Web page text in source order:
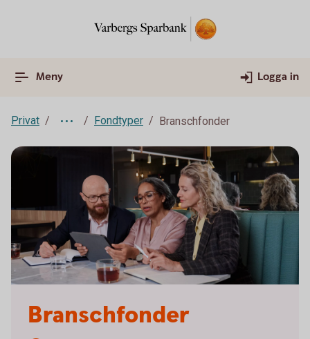
Meny Logga in
Privat Fondtyper Branschfonder
Branschfonder